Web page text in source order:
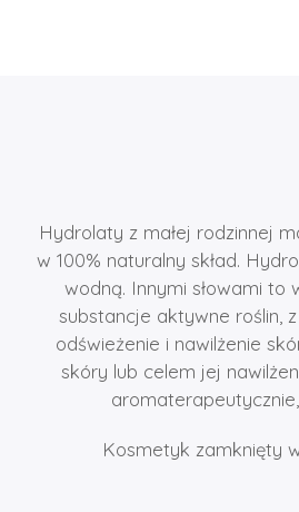
Hydrolaty z małej rodzinnej
w 100% naturalny skład.
wodną. Innymi słowami
substancje aktywne roślin,
odświeżenie i nawilżenie
skóry lub celem jej
Kosmetyk zamknięty